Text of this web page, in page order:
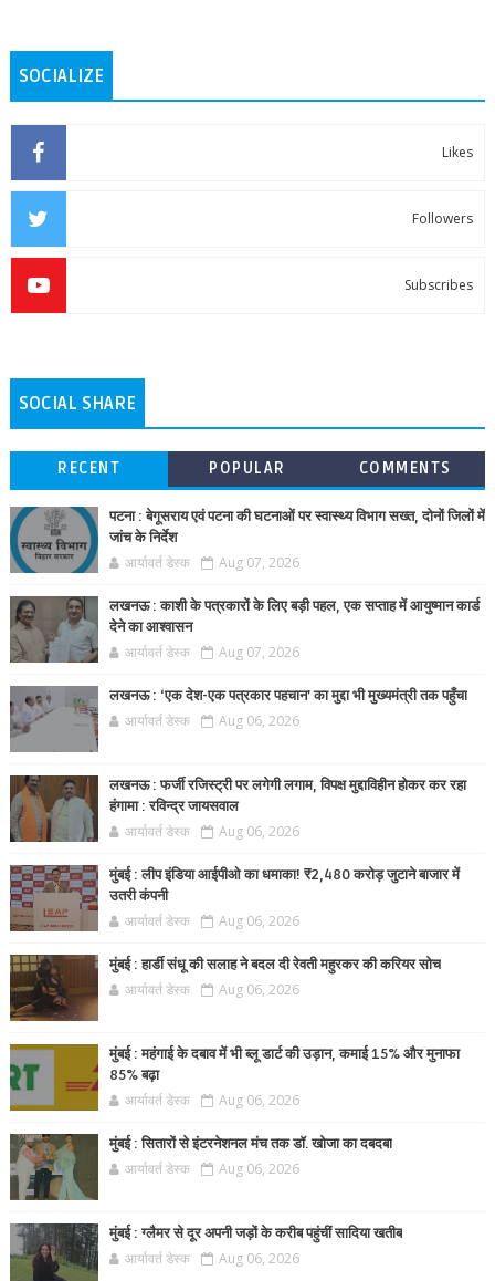
SOCIALIZE
Likes
Followers
Subscribes
SOCIAL SHARE
RECENT POPULAR COMMENTS
पटना : बेगूसराय एवं पटना की घटनाओं पर स्वास्थ्य विभाग सख्त, दोनों जिलों में
जांच के निर्देश
आर्यावर्त डेस्क Aug 07, 2026
लखनऊ : काशी के पत्रकारों के लिए बड़ी पहल, एक सप्ताह में आयुष्मान कार्ड
देने का आश्वासन
आर्यावर्त डेस्क Aug 07, 2026
लखनऊ : ‘एक देश-एक पत्रकार पहचान’ का मुद्दा भी मुख्यमंत्री तक पहुँचा
आर्यावर्त डेस्क Aug 06, 2026
लखनऊ : फर्जी रजिस्ट्री पर लगेगी लगाम, विपक्ष मुद्दाविहीन होकर कर रहा
हंगामा : रविन्द्र जायसवाल
आर्यावर्त डेस्क Aug 06, 2026
मुंबई : लीप इंडिया आईपीओ का धमाका! ₹2,480 करोड़ जुटाने बाजार में
उतरी कंपनी
आर्यावर्त डेस्क Aug 06, 2026
मुंबई : हार्डी संधू की सलाह ने बदल दी रेवती महुरकर की करियर सोच
आर्यावर्त डेस्क Aug 06, 2026
मुंबई : महंगाई के दबाव में भी ब्लू डार्ट की उड़ान, कमाई 15% और मुनाफा
85% बढ़ा
आर्यावर्त डेस्क Aug 06, 2026
मुंबई : सितारों से इंटरनेशनल मंच तक डॉ. खोजा का दबदबा
आर्यावर्त डेस्क Aug 06, 2026
मुंबई : ग्लैमर से दूर अपनी जड़ों के करीब पहुंचीं सादिया खतीब
आर्यावर्त डेस्क Aug 06, 2026